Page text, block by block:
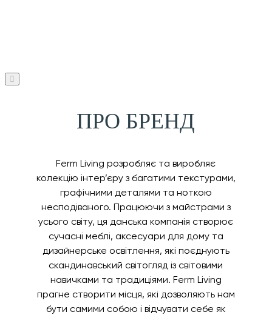
ПРО БРЕНД
Ferm Living розробляє та виробляє
колекцію інтер’єру з багатими текстурами,
графічними деталями та ноткою
несподіваного. Працюючи з майстрами з
усього світу, ця данська компанія створює
сучасні меблі, аксесуари для дому та
дизайнерське освітлення, які поєднують
скандинавський світогляд із світовими
навичками та традиціями. Ferm Living
прагне створити місця, які дозволяють нам
бути самими собою і відчувати себе як